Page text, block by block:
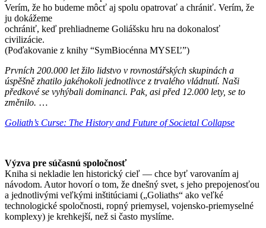
Verím, že ho budeme môcť aj spolu opatrovať a chrániť. Verím, že
ju dokážeme
ochrániť, keď prehliadneme Goliášsku hru na dokonalosť
civilizácie.
(Poďakovanie z knihy “SymBiocénna MYSEĽ”)
Prvních 200.000 let žilo lidstvo v rovnostářských skupinách a
úspěšně zhatilo jakéhokoli jednotlivce z trvalého vládnutí. Naši
předkové se vyhýbali dominanci. Pak, asi před 12.000 lety, se to
změnilo. …
Goliath’s Curse: The History and Future of Societal Collapse
Výzva pre súčasnú spoločnosť
Kniha si nekladie len historický cieľ — chce byť varovaním aj
návodom. Autor hovorí o tom, že dnešný svet, s jeho prepojenosťou
a jednotlivými veľkými inštitúciami („Goliaths“ ako veľké
technologické spoločnosti, ropný priemysel, vojensko-priemyselné
komplexy) je krehkejší, než si často myslíme.